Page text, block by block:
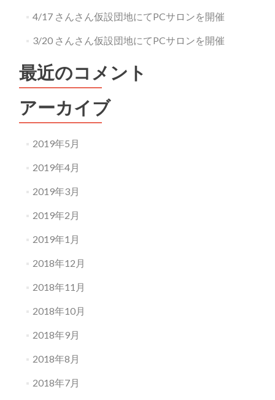
4/17 さんさん仮設団地にてPCサロンを開催
3/20 さんさん仮設団地にてPCサロンを開催
最近のコメント
アーカイブ
2019年5月
2019年4月
2019年3月
2019年2月
2019年1月
2018年12月
2018年11月
2018年10月
2018年9月
2018年8月
2018年7月